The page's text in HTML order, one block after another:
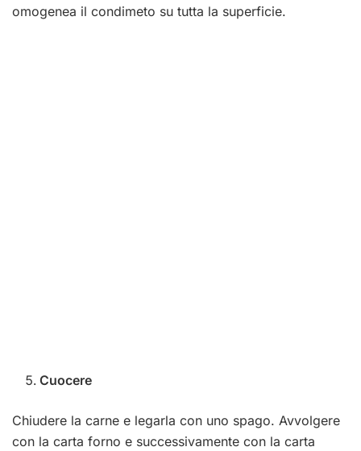
omogenea il condimeto su tutta la superficie.
Cuocere
Chiudere la carne e legarla con uno spago. Avvolgere
con la carta forno e successivamente con la carta